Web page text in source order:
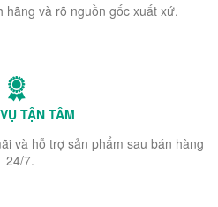
hãng và rõ nguồn gốc xuất xứ.
TẬN TÂM
và hỗ trợ sản phẩm sau bán hàng
24/7.